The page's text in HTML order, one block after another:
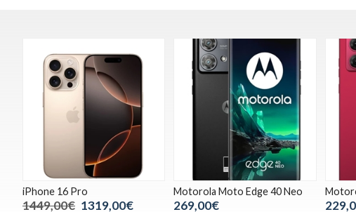
iPhone 16 Pro
1449,00€ 1319,00€
Motorola Moto Edge 40 Neo
269,00€